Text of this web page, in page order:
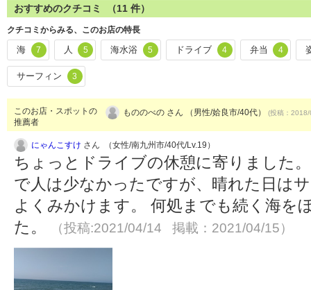
おすすめのクチコミ （11 件）
クチコミからみる、このお店の特長
海 7 人 5 海水浴 5 ドライブ 4 弁当 4
サーフィン 3
このお店・スポットの
推薦者
もののべの さん （男性/姶良市/40代） (投稿：
にゃんこすけ さん （女性/南九州市/40代/Lv.19）
ちょっとドライブの休憩に寄りました
で人は少なかったですが、晴れた日は
よくみかけます。 何処までも続く海を
た。
（投稿:2021/04/14 掲載：2021/04/15）